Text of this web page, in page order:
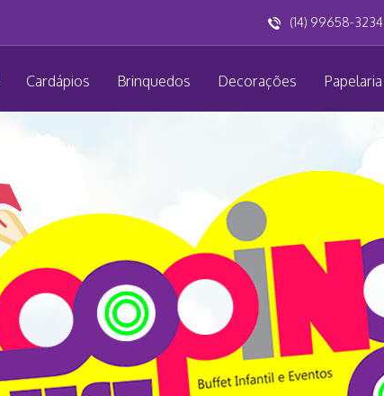
(14) 99658-3234
Cardápios Brinquedos Decorações Papelaria